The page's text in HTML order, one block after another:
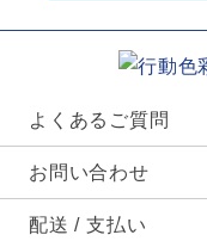
よくあるご質問
お問い合わせ
配送 / 支払い